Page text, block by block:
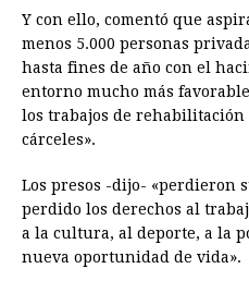
Y con ello, comentó que
menos 5.000 personas
hasta fines de año con el
entorno mucho más
los trabajos de rehabilitación
cárceles».
Los presos -dijo- «perdieron
perdido los derechos al
a la cultura, al deporte, a la
nueva oportunidad de vida».